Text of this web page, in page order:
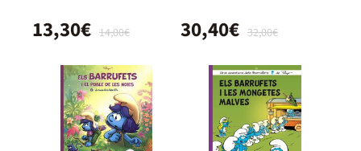
14,00€
13,30€ 32,00€
30,40€